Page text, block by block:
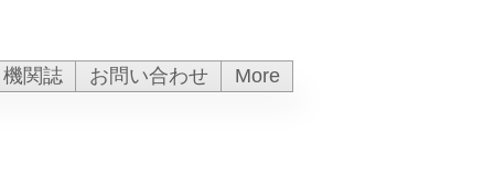
機関誌 お問い合わせ More